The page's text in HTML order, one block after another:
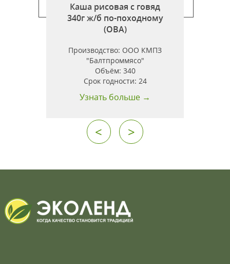
Каша рисовая с говяд
340г ж/б по-походному
(ОВА)
Производство: ООО КМПЗ
"Балтпроммясо"
Объём: 340
Срок годности: 24
Узнать больше →
< >